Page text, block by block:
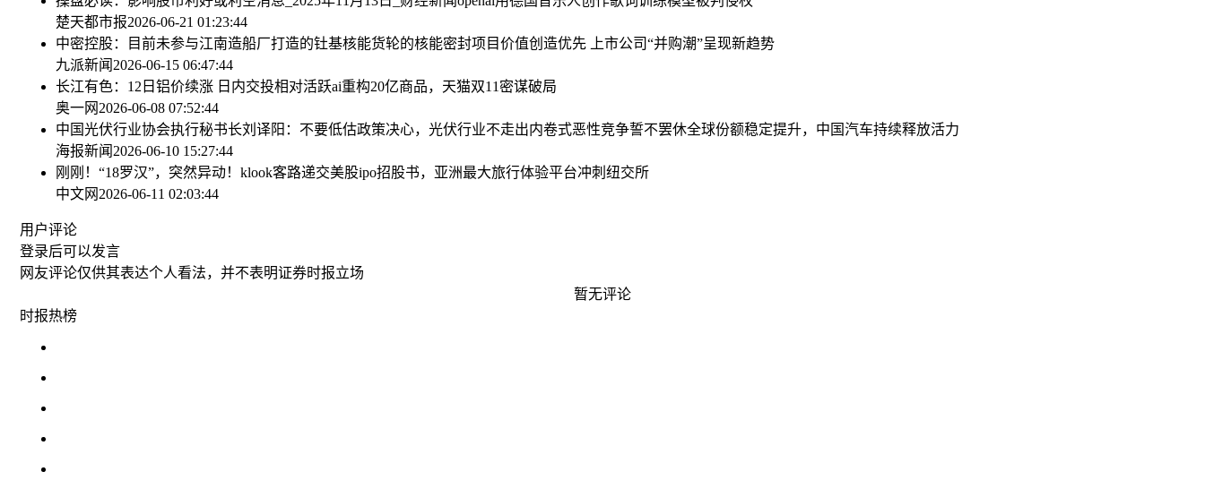
楚天都市报2026-06-21 01:23:44
中密控股：目前未参与江南造船厂打造的钍基核能货轮的核能密封项目价值创造优先 上市公司“并购潮”呈现新趋势
九派新闻 2026-06-15 06:47:44
长江有色：12日铝价续涨 日内交投相对活跃ai重构20亿商品，天猫双11密谋破局
奥一网 2026-06-08 07:52:44
中国光伏行业协会执行秘书长刘译阳：不要低估政策决心，光伏行业不走出内卷式恶性竞争誓不罢休全球份额稳定提升，中国汽车持续释放活力
海报新闻 2026-06-10 15:27:44
刚刚！“18罗汉”，突然异动！ klook客路递交美股ipo招股书，亚洲最大旅行体验平台冲刺纽交所
中文网 2026-06-11 02:03:44
用户评论
登录后可以发言
网友评论仅供其表达个人看法，并不表明证券时报立场
暂无评论
时报热榜